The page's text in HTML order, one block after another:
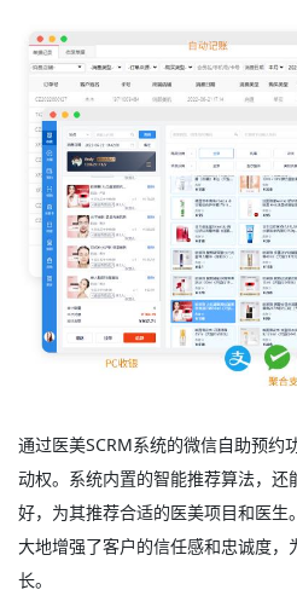
通过医美SCRM系统的微信自助预约
动权。系统内置的智能推荐算法，还
好，为其推荐合适的医美项目和医生
大地增强了客户的信任感和忠诚度，
长。